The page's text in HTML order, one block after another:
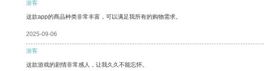
游客
这款app的商品种类非常丰富，可以满足我所有的购物需求。
2025-09-06
游客
这款游戏的剧情非常感人，让我久久不能忘怀。